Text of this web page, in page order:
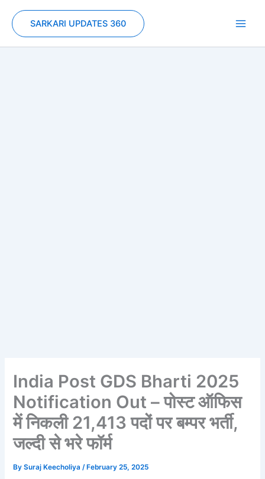
content
SARKARI UPDATES 360
India Post GDS Bharti 2025
Notification Out – पोस्ट ऑफिस
में निकली 21,413 पदों पर बम्पर भर्ती,
जल्दी से भरे फॉर्म
BySuraj Keecholiya/ February 25, 2025